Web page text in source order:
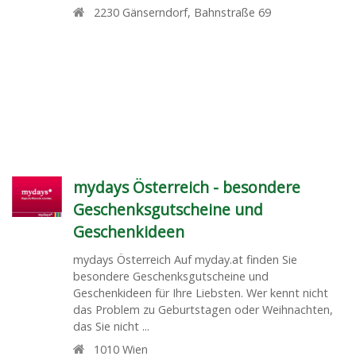
2230 Gänserndorf, Bahnstraße 69
mydays Österreich - besondere
Geschenksgutscheine und
Geschenkideen
mydays Österreich Auf myday.at finden Sie
besondere Geschenksgutscheine und
Geschenkideen für Ihre Liebsten. Wer kennt nicht
das Problem zu Geburtstagen oder Weihnachten,
das Sie nicht ...
1010 Wien